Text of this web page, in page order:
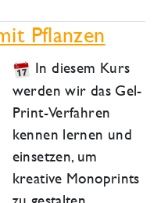
Pflanzen
In diesem Kurs
werden wir das Gel-
Print-Verfahren
kennen lernen und
einsetzen, um
kreative Monoprints
zu gestalten.